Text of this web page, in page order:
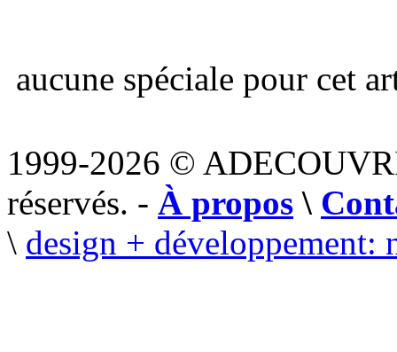
aucune spéciale pour cet
1999-2026 ©
réservés. - À propos \
\ design + développement: